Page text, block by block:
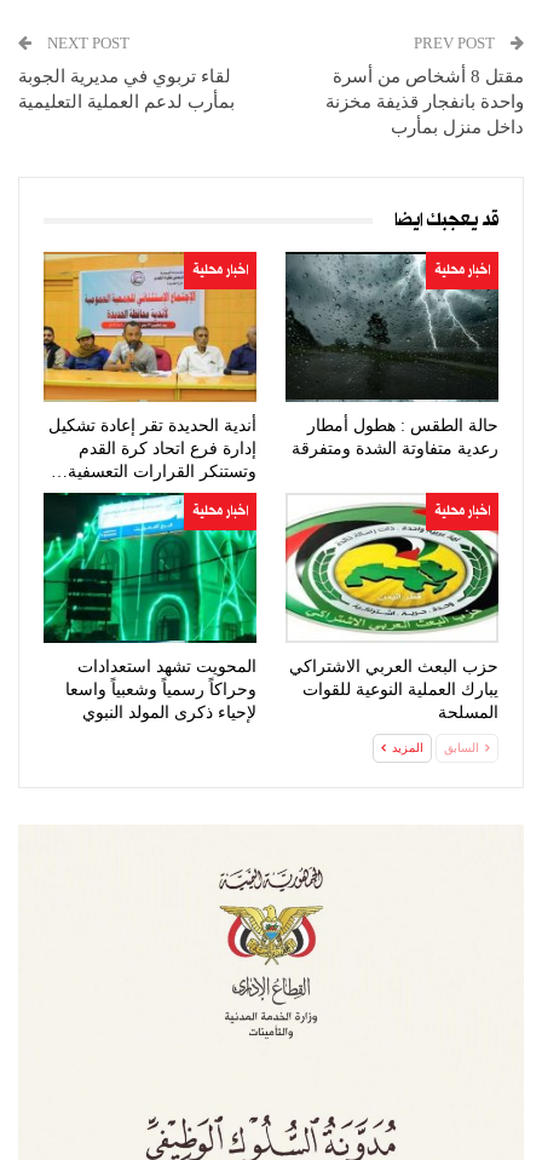
مقتل 8 أشخاص من أسرة
واحدة بانفجار قذيفة مخزنة
داخل منزل بمأرب
NEXT POST
لقاء تربوي في مديرية الجوبة
بمأرب لدعم العملية التعليمية
قد يعجبك ايضا
اخبار محلية
حالة الطقس : هطول أمطار
رعدية متفاوتة الشدة ومتفرقة
اخبار محلية
أندية الحديدة تقر إعادة تشكيل
إدارة فرع اتحاد كرة القدم
وتستنكر القرارات التعسفية…
اخبار محلية
حزب البعث العربي الاشتراكي
يبارك العملية النوعية للقوات
المسلحة
اخبار محلية
المحويت تشهد استعدادات
وحراكاً رسمياً وشعبياً واسعا
لإحياء ذكرى المولد النبوي
السابق المزيد